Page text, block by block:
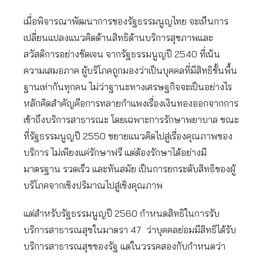
เมื่อพิจารณาพัฒนาการของรัฐธรรมนูญไทย จะเห็นการ
เปลี่ยนแปลงแนวคิดด้านสิทธิด้านบริการสุขภาพและ
สวัสดิการอย่างชัดเจน จากรัฐธรรมนูญปี 2540 ที่เน้น
ความเสมอภาค ผู้บริโภคถูกมองว่าเป็นบุคคลที่มีสิทธิขั้นพื้น
ฐานเท่ากันทุกคน ไม่ว่าฐานะทางเศรษฐกิจจะเป็นอย่างไร
หลักคิดสำคัญคือการทลายกำแพงเรื่องเงินทองออกจากการ
เข้าถึงบริการสาธารณะ โดยเฉพาะการรักษาพยาบาล ขณะ
ที่รัฐธรรมนูญปี 2550 ขยายแนวคิดไปสู่เรื่องคุณภาพของ
บริการ ไม่เพียงแค่รักษาฟรี แต่ต้องรักษาได้อย่างมี
มาตรฐาน รวดเร็ว และทันสมัย เป็นการยกระดับสิทธิของผู้
บริโภคจากเชิงปริมาณไปสู่เชิงคุณภาพ
แต่สำหรับรัฐธรรมนูญปี 2560 กำหนดสิทธิในการรับ
บริการสาธารณสุขในมาตรา 47 ว่าบุคคลย่อมมีสิทธิได้รับ
บริการสาธารณสุขของรัฐ แต่ในวรรคสองกับกำหนดว่า